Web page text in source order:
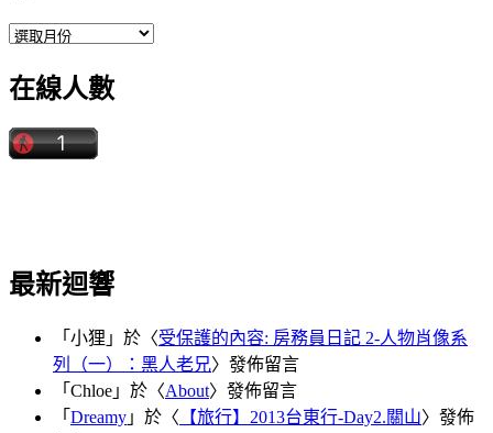
彙
在線人數
最新迴響
「 小狸 」於〈受保護的內容: 房務員日記 2-人物肖像系
列（一）：黑人老兄〉發佈留言
「 Chloe 」於〈About〉發佈留言
「 Dreamy 」於〈 【旅行】2013台東行-Day2.關山〉發佈